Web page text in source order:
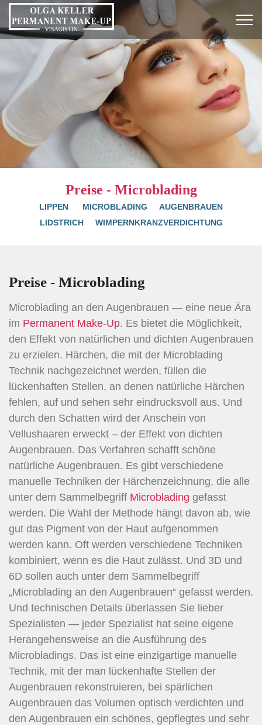
Preise - Microblading
LIPPEN MICROBLADING
AUGENBRAUEN
LIDSTRICH
WIMPERNKRANZVERDICHTUNG
Preise - Microblading
Microblading an den Augenbrauen — eine neue Ära
im Permanent Make-Up. Es bietet die Möglichkeit,
den Effekt von natürlichen und dichten Augenbrauen
zu erzielen. Härchen, die mit der Microblading
Technik nachgezeichnet werden, füllen die
lückenhaften Stellen, an denen natürliche Härchen
fehlen, auf und sehen sehr eindrucksvoll aus. Und
durch den Schatten wird der Anschein von
Vellushaaren erweckt – der Effekt von dichten
Augenbrauen. Das Verfahren schafft schöne
natürliche Augenbrauen. Es gibt verschiedene
manuelle Techniken der Härchenzeichnung, die alle
unter dem Sammelbegriff Microblading gefasst
werden. Die Wahl der Methode hängt davon ab, wie
gut das Pigment von der Haut aufgenommen
werden kann. Oft werden verschiedene Techniken
kombiniert, wenn es die Haut zulässt. Und 3D und
6D sollen auch unter dem Sammelbegriff
„Microblading an den Augenbrauen“ gefasst werden.
Und technischen Details überlassen Sie lieber
Spezialisten — jeder Spezialist hat seine eigene
Herangehensweise an die Ausführung des
Microbladings. Das ist eine einzigartige manuelle
Technik, mit der man lückenhafte Stellen der
Augenbrauen rekonstruieren, bei spärlichen
Augenbrauen das Volumen optisch verdichten und
den Augenbrauen ein schönes, gepflegtes und sehr